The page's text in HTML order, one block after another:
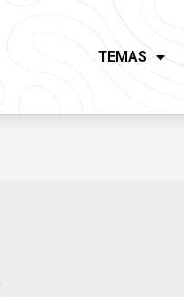
TEMAS